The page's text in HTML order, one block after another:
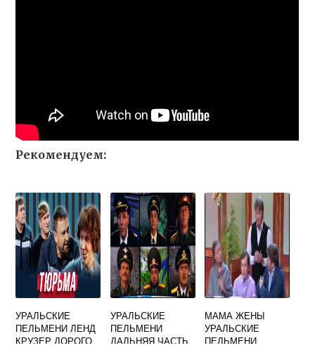
Рекомендуем:
УРАЛЬСКИЕ
ПЕЛЬМЕНИ ЛЕНД
КРУЗЕР ДОРОГО
УРАЛЬСКИЕ
ПЕЛЬМЕНИ
ДАЛЬНЯЯ ЧАСТЬ
МАМА ЖЕНЫ
УРАЛЬСКИЕ
ПЕЛЬМЕНИ